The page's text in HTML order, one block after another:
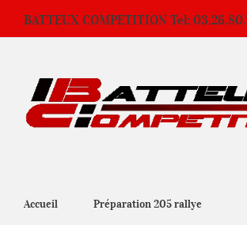
contenu
BATTEUX COMPETITION Tel:
Accueil Préparation 205 rallye